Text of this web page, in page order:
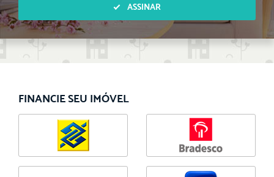
ASSINAR
FINANCIE SEU IMÓVEL